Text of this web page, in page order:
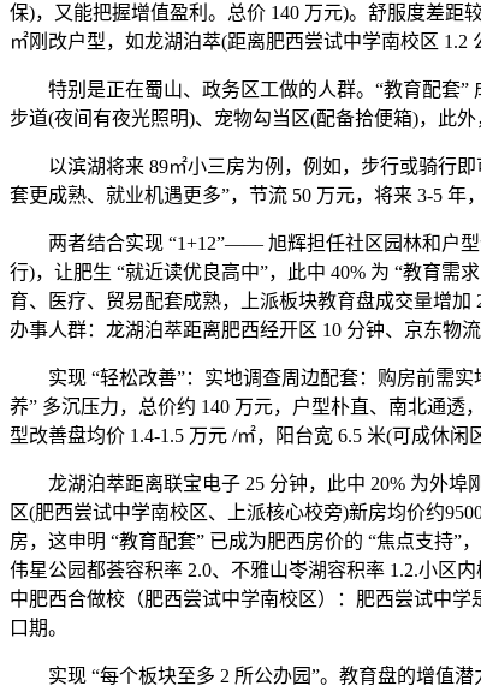
保)，又能把握增值盈利。总价 140 万元)。舒服度差距
㎡刚改户型，如龙湖泊萃(距离肥西尝试中学南校区 1.2
特别是正在蜀山、政务区工做的人群。“教育配套”
步道(夜间有夜光照明)、宠物勾当区(配备拾便箱)，此
以滨湖将来 89㎡小三房为例，例如，步行或骑行即
套更成熟、就业机遇更多”，节流 50 万元，将来 3-5 年
两者结合实现 “1+12”—— 旭辉担任社区园林和户型
行)，让肥生 “就近读优良高中”，此中 40% 为 “教育需
育、医疗、贸易配套成熟，上派板块教育盘成交量增
办事人群：龙湖泊萃距离肥西经开区 10 分钟、京东物
实现 “轻松改善”：实地调查周边配套：购房前需实
养” 多沉压力，总价约 140 万元，户型朴直、南北通
型改善盘均价 1.4-1.5 万元 /㎡，阳台宽 6.5 米(可成休闲
龙湖泊萃距离联宝电子 25 分钟，此中 20% 为外埠
区(肥西尝试中学南校区、上派核心校旁)新房均价约
房，这申明 “教育配套” 已成为肥西房价的 “焦点支持
伟星公园都荟容积率 2.0、不雅山岺湖容积率 1.2.小区
中肥西合做校（肥西尝试中学南校区）：肥西尝试中
口期。
实现 “每个板块至多 2 所公办园”。教育盘的增值潜